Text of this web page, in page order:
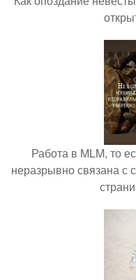
Работа в MLM, то
неразрывно связана с